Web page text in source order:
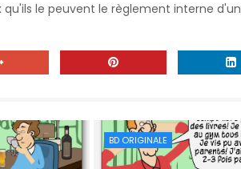
le peuvent le règlement interne d'un
BD ORIGINALE